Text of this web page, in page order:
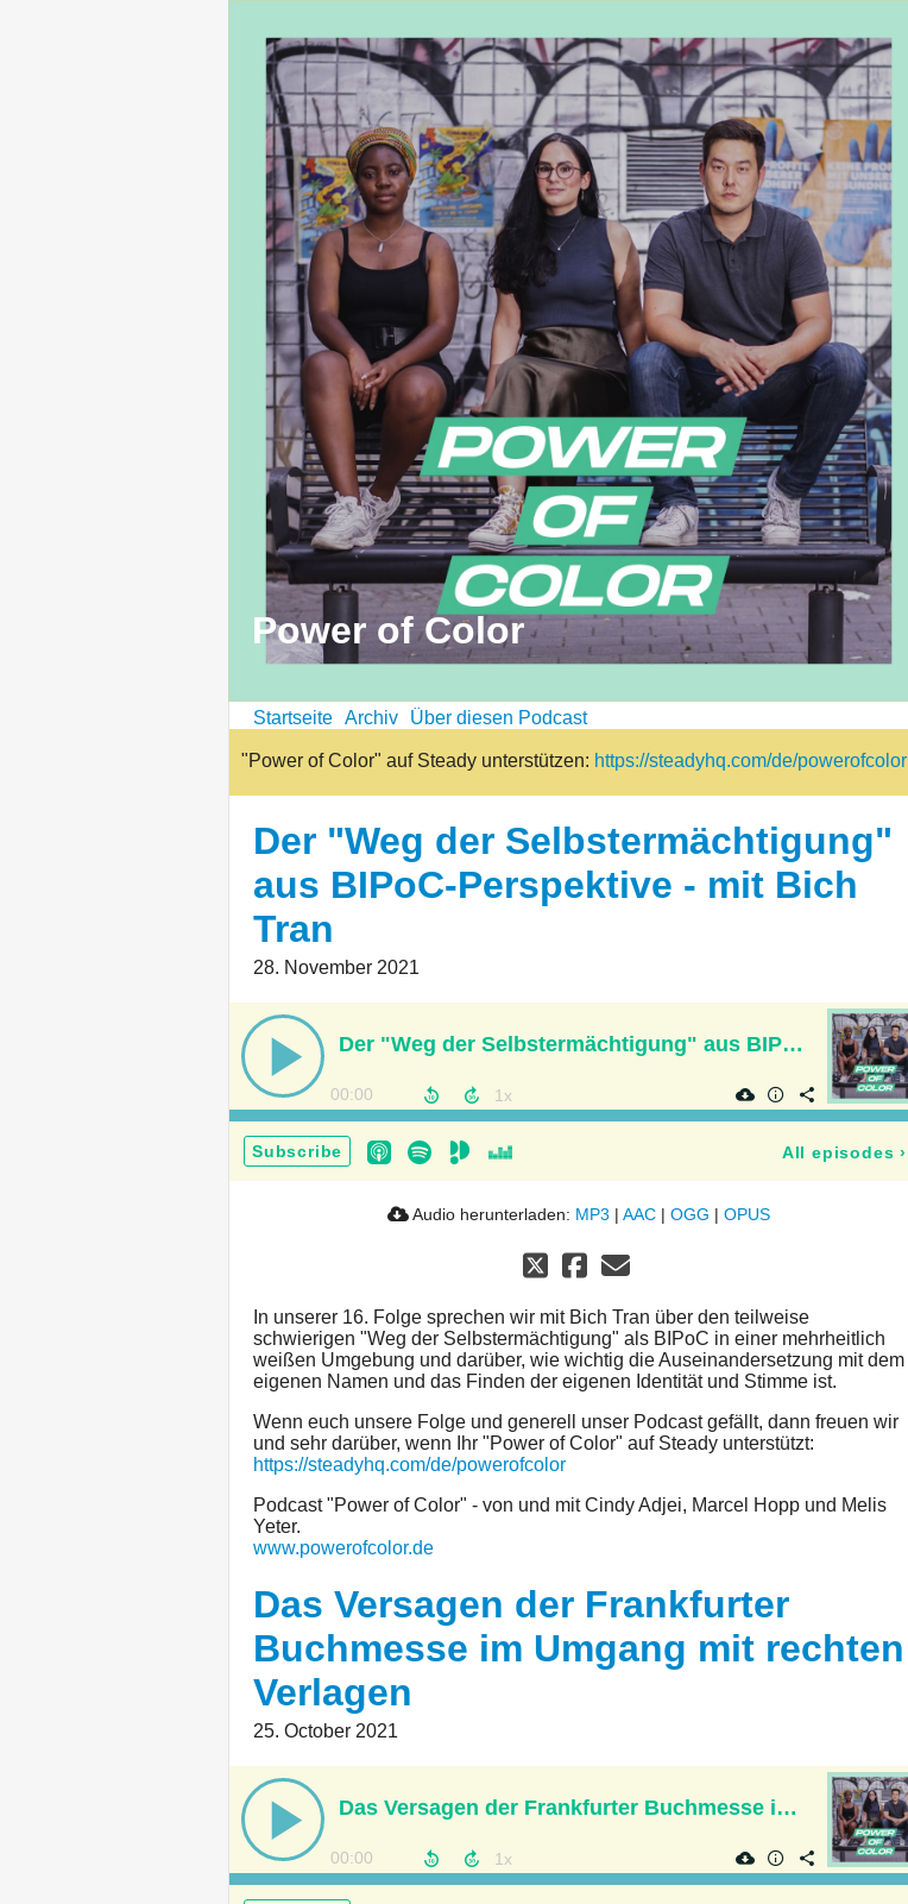
Power of Color
Startseite Archiv Über diesen Podcast
"Power of Color" auf Steady unterstützen: https://steadyhq.com/de/powerofcolor
Der "Weg der Selbstermächtigung"
aus BIPoC-Perspektive - mit Bich
Tran
28. November 2021
Der "Weg der Selbstermächtigung" aus BIPoC-Perspektive - mit Bich Tran
00:00
Subscribe All episodes ›
Audio herunterladen: MP3 | AAC | OGG | OPUS
In unserer 16. Folge sprechen wir mit Bich Tran über den teilweise
schwierigen "Weg der Selbstermächtigung" als BIPoC in einer mehrheitlich
weißen Umgebung und darüber, wie wichtig die Auseinandersetzung mit dem
eigenen Namen und das Finden der eigenen Identität und Stimme ist.
Wenn euch unsere Folge und generell unser Podcast gefällt, dann freuen wir
und sehr darüber, wenn Ihr "Power of Color" auf Steady unterstützt:
https://steadyhq.com/de/powerofcolor
Podcast "Power of Color" - von und mit Cindy Adjei, Marcel Hopp und Melis
Yeter.
www.powerofcolor.de
Das Versagen der Frankfurter
Buchmesse im Umgang mit rechten
Verlagen
25. October 2021
Das Versagen der Frankfurter Buchmesse im Umgang mit rechten Verlagen
00:00